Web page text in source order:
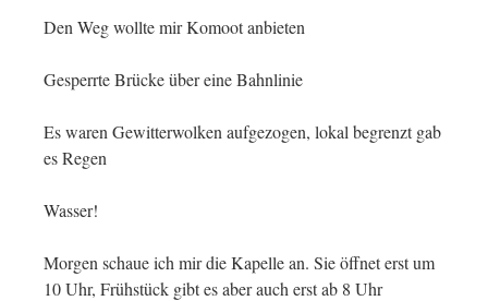
Den Weg wollte mir Komoot anbieten
Gesperrte Brücke über eine Bahnlinie
Es waren Gewitterwolken aufgezogen, lokal begrenzt gab
es Regen
Wasser!
Morgen schaue ich mir die Kapelle an. Sie öffnet erst um
10 Uhr, Frühstück gibt es aber auch erst ab 8 Uhr